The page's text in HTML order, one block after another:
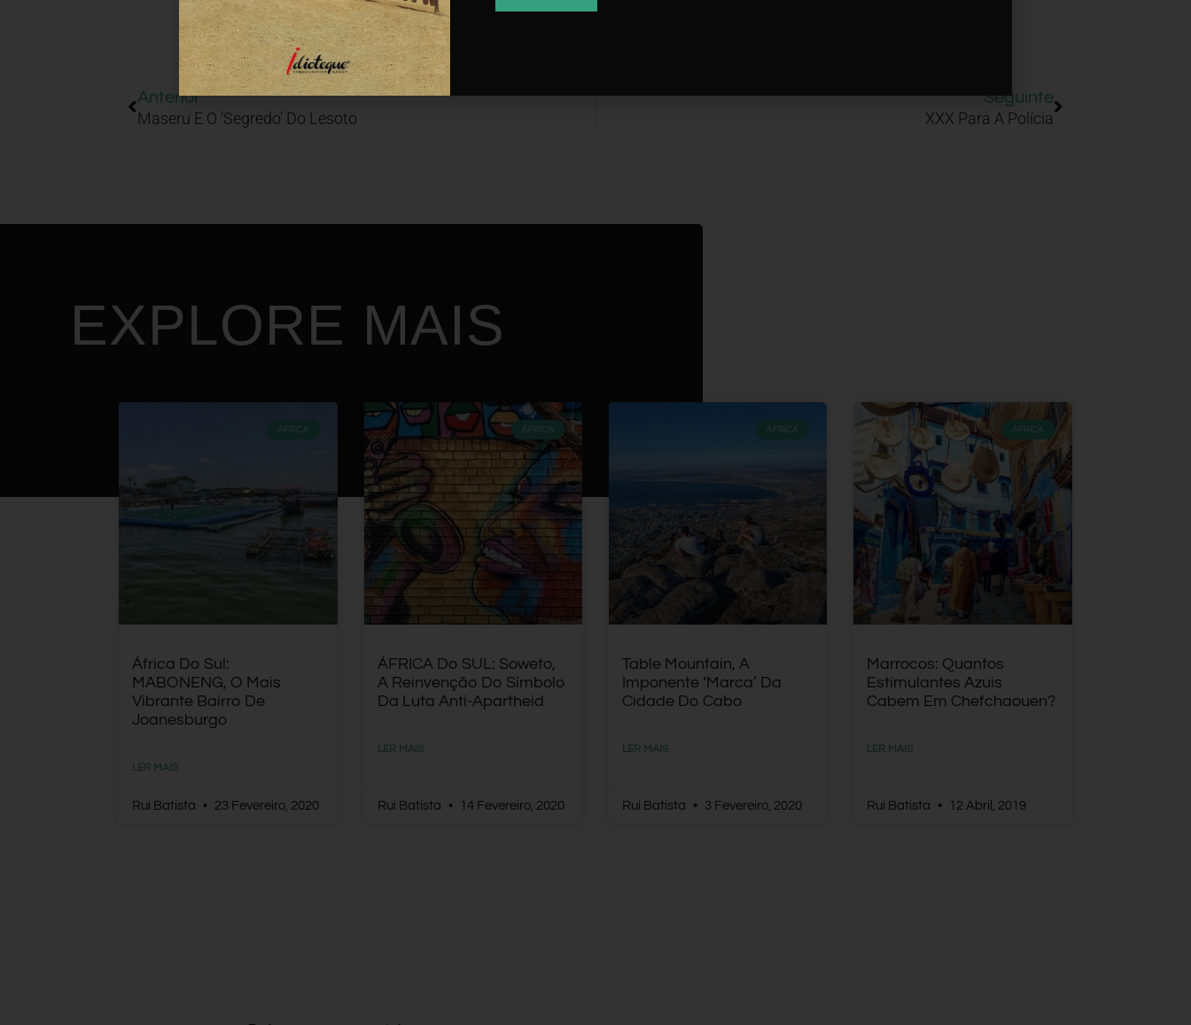
Anterior
Maseru E O ‘segredo’ Do Lesoto
Seguinte
XXX Para A Polícia
EXPLORE MAIS
ÁFRICA
África Do Sul:
MABONENG, O Mais
Vibrante Bairro De
Joanesburgo
LER MAIS
Rui Batista 23 Fevereiro, 2020
ÁFRICA
ÁFRICA Do SUL: Soweto,
A Reinvenção Do Símbolo
Da Luta Anti-Apartheid
LER MAIS
Rui Batista 14 Fevereiro, 2020
ÁFRICA
Table Mountain, A
Imponente ‘marca’ Da
Cidade Do Cabo
LER MAIS
Rui Batista 3 Fevereiro, 2020
ÁFRICA
Marrocos: Quantos
Estimulantes Azuis
Cabem Em Chefchaouen?
LER MAIS
Rui Batista 12 Abril, 2019